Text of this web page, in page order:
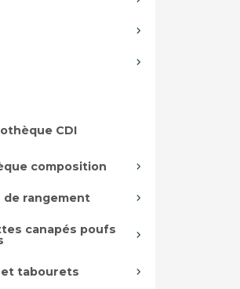
CDI
composition
de rangement
canapés poufs
et tabourets